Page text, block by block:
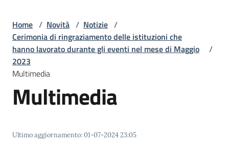
Amministrazione
Novità
Menu selezionato
Servizi
Casalfiumanese
Home / Novità / Notizie /
Cerimonia di ringraziamento delle istituzioni che
hanno lavorato durante gli eventi nel mese di Maggio
2023
/
Multimedia
Multimedia
Ultimo aggiornamento:01-07-2024 23:05